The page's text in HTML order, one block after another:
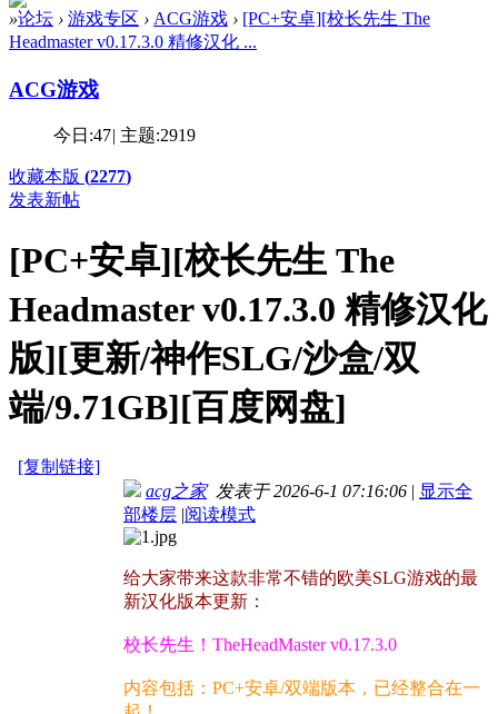
»论坛 › 游戏专区 › ACG游戏 › [PC+安卓][校长先生 The
Headmaster v0.17.3.0 精修汉化 ...
ACG游戏
今日:47| 主题:2919
收藏本版 (2277)
发表新帖
[PC+安卓][校长先生 The
Headmaster v0.17.3.0 精修汉化
版][更新/神作SLG/沙盒/双
端/9.71GB][百度网盘]
[复制链接]
acg之家发表于 2026-6-1 07:16:06 | 显示全
部楼层 |阅读模式
给大家带来这款非常不错的欧美SLG游戏的最
新汉化版本更新：
校长先生！TheHeadMaster v0.17.3.0
内容包括：PC+安卓/双端版本，已经整合在一